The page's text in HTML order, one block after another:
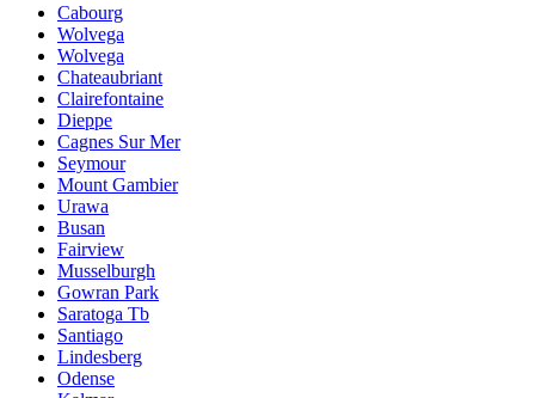
Cabourg
Wolvega
Wolvega
Chateaubriant
Clairefontaine
Dieppe
Cagnes Sur Mer
Seymour
Mount Gambier
Urawa
Busan
Fairview
Musselburgh
Gowran Park
Saratoga Tb
Santiago
Lindesberg
Odense